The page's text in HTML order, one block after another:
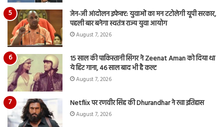
जेन-जी आंदोलन इफेक्ट: युवाओं का मन टटोलेगी यूपी सरकार,
पहली बार बनेगा स्वतंत्र राज्य युवा आयोग
August 7, 2026
15 साल की पाकिस्तानी सिंगर ने Zeenat Aman को दिया था
ये हिट गाना, 46 साल बाद भी है कल्ट
August 7, 2026
Netflix पर रणवीर सिंह की Dhurandhar ने रचा इतिहास
August 7, 2026